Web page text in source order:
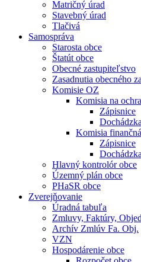
Matričný úrad
Stavebný úrad
Tlačivá
Samospráva
Starosta obce
Štatút obce
Obecné zastupiteľstvo
Zasadnutia obecného
Komisie OZ
Komisia na
Zápisnice
Dochádzka
Komisia
Zápisnice
Dochádzka
Hlavný kontrolór obce
Územný plán obce
PHaSR obce
Zverejňovanie
Úradná tabuľa
Zmluvy, Faktúry,
Archív Zmlúv Fa. Obj.
VZN
Hospodárenie obce